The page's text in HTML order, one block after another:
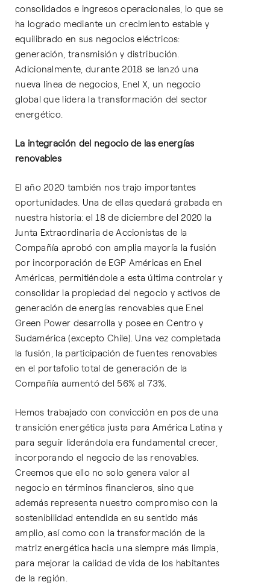
consolidados e ingresos operacionales, lo que se
ha logrado mediante un crecimiento estable y
equilibrado en sus negocios eléctricos:
generación, transmisión y distribución.
Adicionalmente, durante 2018 se lanzó una
nueva línea de negocios, Enel X, un negocio
global que lidera la transformación del sector
energético.
La integración del negocio de las energías
renovables
El año 2020 también nos trajo importantes
oportunidades. Una de ellas quedará grabada en
nuestra historia: el 18 de diciembre del 2020 la
Junta Extraordinaria de Accionistas de la
Compañía aprobó con amplia mayoría la fusión
por incorporación de EGP Américas en Enel
Américas, permitiéndole a esta última controlar y
consolidar la propiedad del negocio y activos de
generación de energías renovables que Enel
Green Power desarrolla y posee en Centro y
Sudamérica (excepto Chile). Una vez completada
la fusión, la participación de fuentes renovables
en el portafolio total de generación de la
Compañía aumentó del 56% al 73%.
Hemos trabajado con convicción en pos de una
transición energética justa para América Latina y
para seguir liderándola era fundamental crecer,
incorporando el negocio de las renovables.
Creemos que ello no solo genera valor al
negocio en términos financieros, sino que
además representa nuestro compromiso con la
sostenibilidad entendida en su sentido más
amplio, así como con la transformación de la
matriz energética hacia una siempre más limpia,
para mejorar la calidad de vida de los habitantes
de la región.